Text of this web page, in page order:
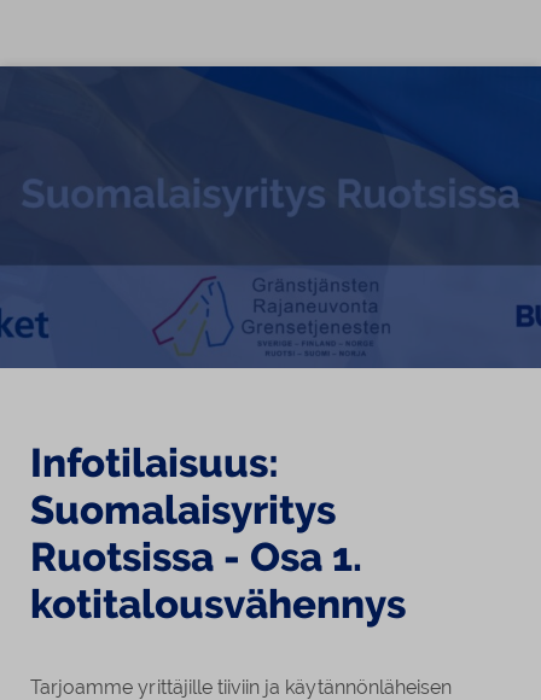
Infotilaisuus:
Suomalaisyritys
Ruotsissa - Osa 1.
kotitalousvähennys
Tarjoamme yrittäjille tiiviin ja käytännönläheisen